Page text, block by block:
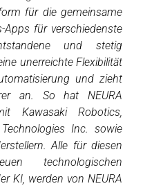
für die gemeinsame
für verschiedenste
und stetig
unerreichte Flexibilität
und zieht
an. So hat NEURA
Kawasaki Robotics,
Inc. sowie
Alle für diesen
technologischen
KI, werden von NEURA